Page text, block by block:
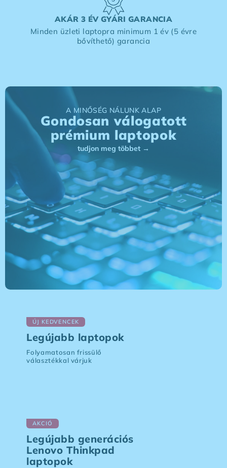
AKÁR 3 ÉV GYÁRI GARANCIA
Minden üzleti laptopra minimum 1 év (5 évre
bővíthető) garancia
A MINŐSÉG NÁLUNK ALAP
Gondosan válogatott
prémium laptopok
tudjon meg többet →
ÚJ KEDVENCEK
Legújabb laptopok
Folyamatosan frissülő
választékkal várjuk
AKCIÓ
Legújabb generációs
Lenovo Thinkpad
laptopok